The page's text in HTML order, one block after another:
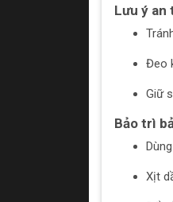
Lưu ý an
Đeo
Giữ
Bảo trì
Xịt